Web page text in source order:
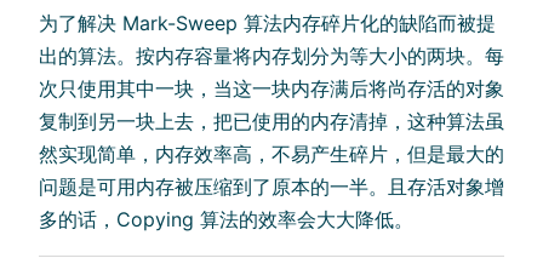
为了解决 Mark-Sweep 算法内存碎片化的缺陷而被提
出的算法。按内存容量将内存划分为等大小的两块。每
次只使用其中一块，当这一块内存满后将尚存活的对象
复制到另一块上去，把已使用的内存清掉，这种算法虽
然实现简单，内存效率高，不易产生碎片，但是最大的
问题是可用内存被压缩到了原本的一半。且存活对象增
多的话，Copying 算法的效率会大大降低。